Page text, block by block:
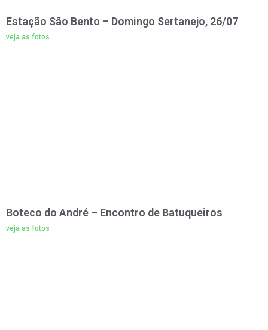
Estação São Bento – Domingo Sertanejo, 26/07
veja as fotos
Boteco do André – Encontro de Batuqueiros
veja as fotos